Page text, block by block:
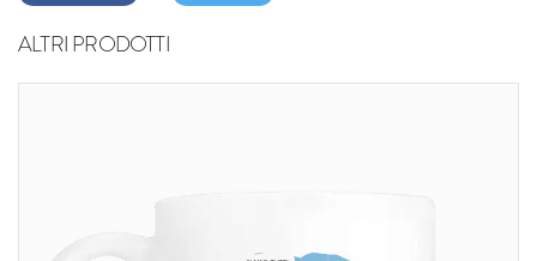
ALTRI PRODOTTI